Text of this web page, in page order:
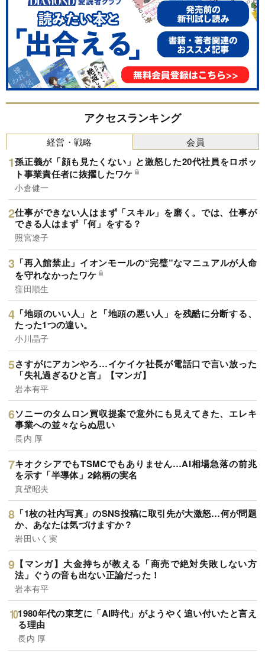
アクセスランキング
経営・戦略
孫正義が「顔も見たくない」と激怒した20代社員をロボッ
ト事業責任者に抜擢したワケ
小倉健一
仕事ができない人はまず「スキル」を磨く。では、仕事が
できる人はまず「何」をする？
照宮遼子
「再入館禁止」イオンモールの“完璧”なマニュアルが人命
を守れなかったワケ
窪田順生
「地頭のいい人」と「地頭の悪い人」を残酷に分断する、
たった1つの違い。
小川晶子
さすがにアカンやろ…イケイケ社長が電話口で言い放った
「失礼過ぎるひと言」【マンガ】
岩本有平
ソニーのタムロン買収提案で意外にも見えてきた、エレキ
事業への並々ならぬ思い
長内 厚
キオクシアでもTSMCでもありません…AI相場急落の前兆
を示す「半導体」2銘柄の実名
真壁昭夫
「1枚の社内写真」のSNS投稿に取引先が大激怒…何が問題
か、あなたは気づけますか？
岩田いく実
【マンガ】大金持ちが教える「商売で絶対失敗しない方
法」ぐうの音も出ない正論だった！
岩本有平
1980年代の東芝に「AI時代」がようやく追い付いたと言え
る理由
長内 厚
会員